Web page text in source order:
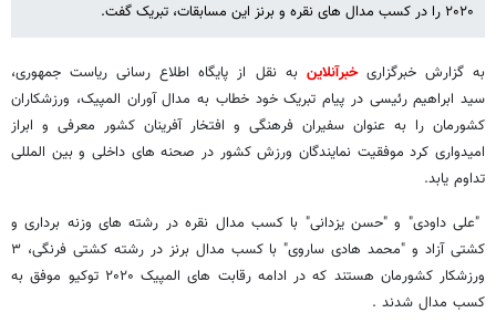
۲۰۲۰ را در کسب مدال های نقره و برنز این مسابقات، تبریک گفت.
به گزارش خبرگزاریخبرآنلاین به نقل از پایگاه اطلاع رسانی ریاست جمهوری،
سید ابراهیم رئیسی در پیام تبریک خود خطاب به مدال آوران المپیک، ورزشکاران
کشورمان را به عنوان سفیران فرهنگی و افتخار آفرینان کشور معرفی و ابراز
امیدواری کرد موفقیت نمایندگان ورزش کشور در صحنه های داخلی و بین المللی
تداوم یابد.
"علی داودی" و "حسن یزدانی" با کسب مدال نقره در رشته های وزنه برداری و
کشتی آزاد و "محمد هادی ساروی" با کسب مدال برنز در رشته کشتی فرنگی، ۳
ورزشکار کشورمان هستند که در ادامه رقابت های المپیک ۲۰۲۰ توکیو موفق به
کسب مدال شدند .